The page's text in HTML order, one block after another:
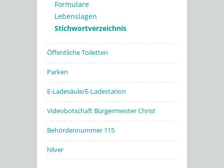
Formulare
Lebenslagen
Stichwortverzeichnis
Öffentliche Toiletten
Parken
E-Ladesäule/E-Ladestation
Videobotschaft Bürgermeister Christ
Behördennummer 115
hilver